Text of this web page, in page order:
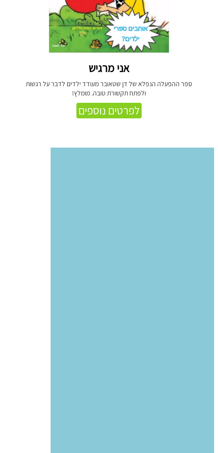
אני מרגיש
ספר ההפעלה הנפלא של דן שטאובר מעודד ילדים לדבר על רגשות
ולפתח תקשורת טובה. מומלץ!
לפרטים נוספים